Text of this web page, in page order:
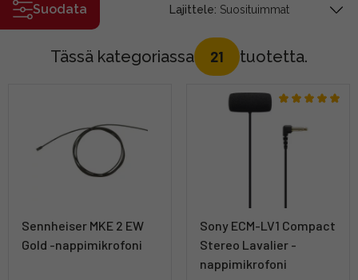
Suodata Lajittele:
Tässä kategoriassa 21 tuotetta.
Sennheiser MKE 2 EW
Gold -nappimikrofoni
Sony ECM-LV1 Compact
Stereo Lavalier -
nappimikrofoni